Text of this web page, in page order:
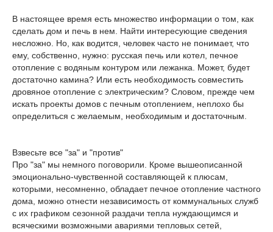
В настоящее время есть множество информации о том, как
сделать дом и печь в нем. Найти интересующие сведения
несложно. Но, как водится, человек часто не понимает, что
ему, собственно, нужно: русская печь или котел, печное
отопление с водяным контуром или лежанка. Может, будет
достаточно камина? Или есть необходимость совместить
дровяное отопление с электрическим? Словом, прежде чем
искать проекты домов с печным отоплением, неплохо бы
определиться с желаемым, необходимым и достаточным.
Взвесьте все "за" и "против"
Про "за" мы немного поговорили. Кроме вышеописанной
эмоционально-чувственной составляющей к плюсам,
которыми, несомненно, обладает печное отопление частного
дома, можно отнести независимость от коммунальных служб
с их графиком сезонной раздачи тепла нуждающимся и
всяческими возможными авариями тепловых сетей,